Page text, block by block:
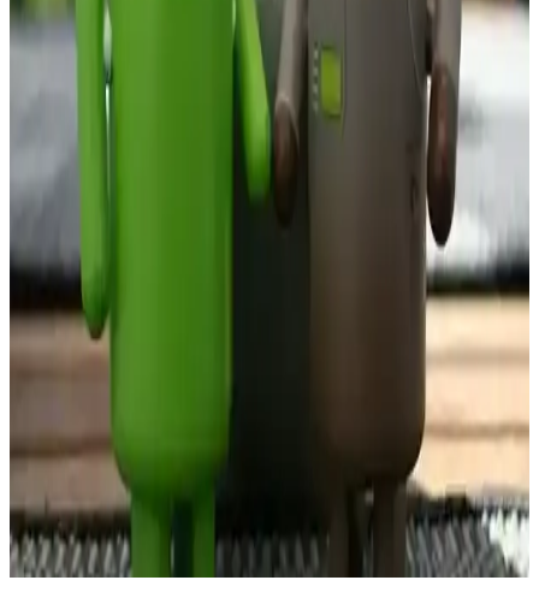
Telefonun yasal olup olmadığını IMEI sorgulama ve resmi kurumlar
aracılığıyla kontrol ederek, olası yasal sorunlardan ve teknik
problemlerden korunabilirsiniz.
Redmi Telefonlarda IMEI Numarası Öğrenme ve
Kontrol Yöntemleri
Redmi telefonlarda IMEI numarasını öğrenmek ve doğrulamak için
çeşitli yöntemler bulunur. Bu sayede cihazın orijinalliği ve güvenliği
IMEI Numarası Olmadan Mobil Cihazların
Güvenliği ve Takibi Nasıl Etkilenir
IMEI numarası olmadan cihaz takibi ve güvenliği zorlaşır. Bu
IMEI Değiştirme Programlarının Riskleri ve
Güvenlik Etkileri Hakkında Bilgilendirme
IMEI değiştirme programlarının temel özellikleri, yasal ve teknik
riskleri ile etik konular detaylı şekilde ele alınmıştır. Güvenlik ve
yasal sonuçlar göz önünde bulundurulmalı.